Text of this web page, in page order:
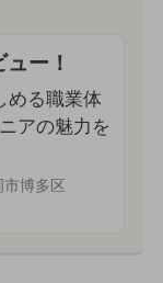
ー！
める職業体
アの魅力を
博多区